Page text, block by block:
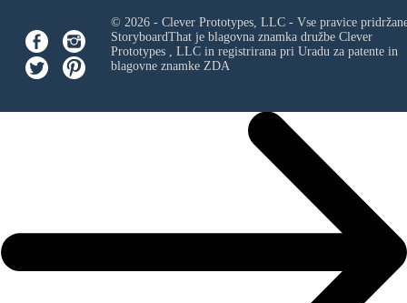
© 2026 - Clever Prototypes, LLC - Vse pravice
StoryboardThat je blagovna znamka družbe Clever
Prototypes , LLCin registrirana pri Uradu za patente in
blagovne znamke ZDA